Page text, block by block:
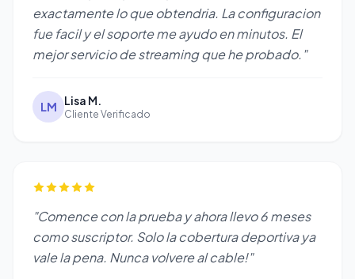
exactamente lo que obtendria. La configuracion
fue facil y el soporte me ayudo en minutos. El
mejor servicio de streaming que he probado."
LM Lisa M.
Cliente Verificado
"Comence con la prueba y ahora llevo 6 meses
como suscriptor. Solo la cobertura deportiva ya
vale la pena. Nunca volvere al cable!"